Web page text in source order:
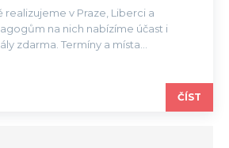
realizujeme v Praze, Liberci a
na nich nabízíme účast i
metodické materiály zdarma. Termíny a místa...
ČÍST